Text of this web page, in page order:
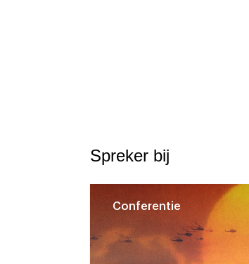
Spreker bij
Conferentie